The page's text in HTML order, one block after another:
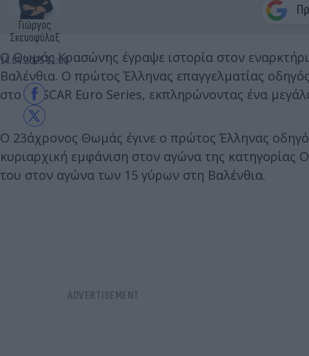
Γιώργος
Σκευοφύλαξ
14.04.2025 11:00
Ο Θωμάς Κρασώνης έγραψε ιστορία στον
Βαλένθια. Ο πρώτος Έλληνας επαγγελματίας
στο NASCAR Euro Series, εκπληρώνοντας ένα
Ο 23άχρονος Θωμάς έγινε ο πρώτος Έλληνας
κυριαρχική εμφάνιση στον αγώνα της κατηγορίας
του στον αγώνα των 15 γύρων στη Βαλένθια.